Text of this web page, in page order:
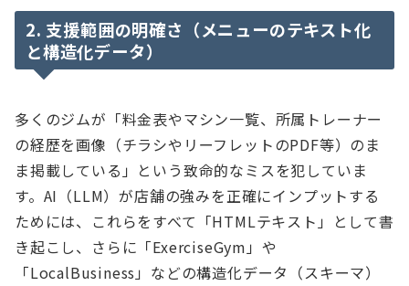
2. 支援範囲の明確さ（メニューのテキスト化
と構造化データ）
多くのジムが「料金表やマシン一覧、所属トレーナー
の経歴を画像（チラシやリーフレットのPDF等）のま
ま掲載している」という致命的なミスを犯していま
す。AI（LLM）が店舗の強みを正確にインプットする
ためには、これらをすべて「HTMLテキスト」として書
き起こし、さらに「ExerciseGym」や
「LocalBusiness」などの構造化データ（スキーマ）